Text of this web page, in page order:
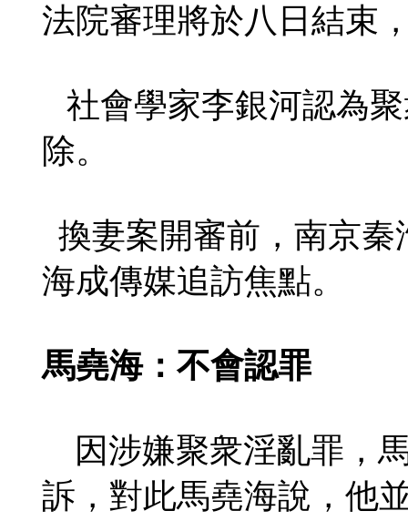
法院審理將於八日結束
社會學家李銀河認為
除。
換妻案開審前，南京
海成傳媒追訪焦點。
馬堯海：不會認罪
因涉嫌聚衆淫亂罪，
訴，對此馬堯海說，他